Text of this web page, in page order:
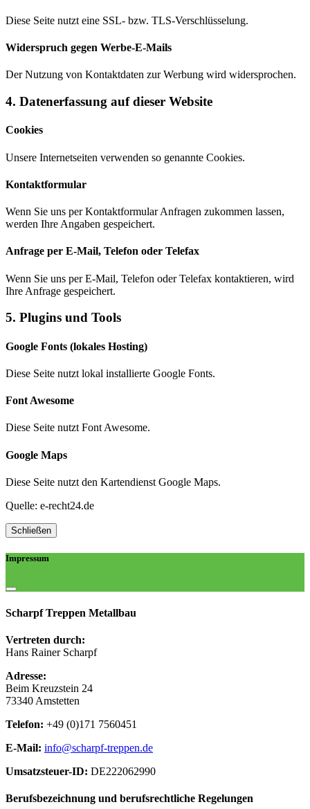
Diese Seite nutzt eine SSL- bzw. TLS-Verschlüsselung.
Widerspruch gegen Werbe-E-Mails
Der Nutzung von Kontaktdaten zur Werbung wird widersprochen.
4. Datenerfassung auf dieser Website
Cookies
Unsere Internetseiten verwenden so genannte Cookies.
Kontaktformular
Wenn Sie uns per Kontaktformular Anfragen zukommen lassen,
werden Ihre Angaben gespeichert.
Anfrage per E-Mail, Telefon oder Telefax
Wenn Sie uns per E-Mail, Telefon oder Telefax kontaktieren, wird
Ihre Anfrage gespeichert.
5. Plugins und Tools
Google Fonts (lokales Hosting)
Diese Seite nutzt lokal installierte Google Fonts.
Font Awesome
Diese Seite nutzt Font Awesome.
Google Maps
Diese Seite nutzt den Kartendienst Google Maps.
Quelle: e-recht24.de
Schließen
Impressum
Scharpf Treppen Metallbau
Vertreten durch:
Hans Rainer Scharpf
Adresse:
Beim Kreuzstein 24
73340 Amstetten
Telefon: +49 (0)171 7560451
E-Mail: info@scharpf-treppen.de
Umsatzsteuer-ID: DE222062990
Berufsbezeichnung und berufsrechtliche Regelungen